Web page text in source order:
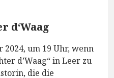
d‘Waag
2024, um 19 Uhr, wenn
d’Waag“ in Leer zu
die die